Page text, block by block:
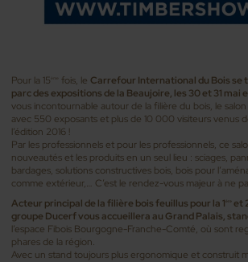
Pour la 15 fois, le Carrefour International du Bois se
parc des expositions de la Beaujoire, les 30 et 31 mai
vous incontournable autour de la filière du bois, le
avec 550 exposants et plus de 10 000 visiteurs venus
l’édition 2016 !
Par les professionnels et pour les professionnels, ce
nouveautés et les produits en un seul lieu : sciages,
bardages, solutions constructives bois, bois pour
comme extérieur,… C’est le rendez-vous majeur à ne
Acteur principal de la filière bois feuillus pour la 1ère et
groupe Ducerf vous accueillera au Grand Palais,
l’espace Fibois Bourgogne-Franche-Comté, où sont
phares de la région.
Avec un stand toujours plus ergonomique et construit